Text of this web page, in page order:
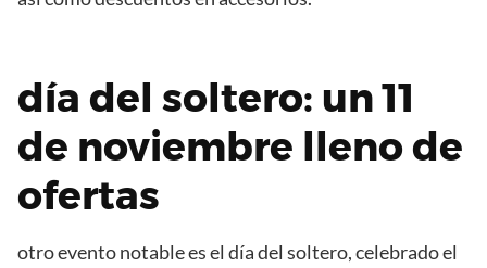
día del soltero: un 11
de noviembre lleno de
ofertas
otro evento notable es el día del soltero, celebrado el